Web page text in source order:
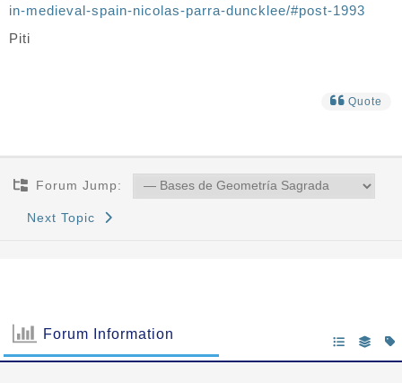
in-medieval-spain-nicolas-parra-duncklee/#post-1993
Piti
Quote
Forum Jump:
Next Topic
Forum Information